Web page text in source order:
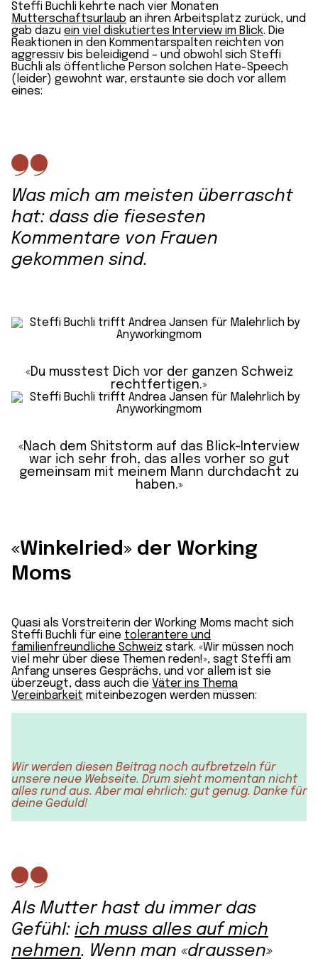
Steffi Buchli kehrte nach vier Monaten
Mutterschaftsurlaub an ihren Arbeitsplatz zurück, und
gab dazu ein viel diskutiertes Interview im Blick. Die
Reaktionen in den Kommentarspalten reichten von
aggressiv bis beleidigend – und obwohl sich Steffi
Buchli als öffentliche Person solchen Hate-Speech
(leider) gewohnt war, erstaunte sie doch vor allem
eines:
Was mich am meisten überrascht
hat: dass die fiesesten
Kommentare von Frauen
gekommen sind.
«Du musstest Dich vor der ganzen Schweiz
rechtfertigen.»
«Nach dem Shitstorm auf das Blick-Interview
war ich sehr froh, das alles vorher so gut
gemeinsam mit meinem Mann durchdacht zu
haben.»
«Winkelried» der Working
Moms
Quasi als Vorstreiterin der Working Moms macht sich
Steffi Buchli für eine tolerantere und
familienfreundliche Schweiz stark. «Wir müssen noch
viel mehr über diese Themen reden!», sagt Steffi am
Anfang unseres Gesprächs, und vor allem ist sie
überzeugt, dass auch die Väter ins Thema
Vereinbarkeit miteinbezogen werden müssen:
Wir werden diesen Beitrag noch aufbretzeln für
unsere neue Webseite. Drum sieht momentan nicht
alles rund aus. Aber mal ehrlich: gut genug. Danke für
deine Geduld!
Als Mutter hast du immer das
Gefühl: ich muss alles auf mich
nehmen. Wenn man «draussen»